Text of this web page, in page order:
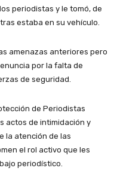
periodistas y le tomó, de
estaba en su vehículo.
amenazas anteriores pero
por la falta de
de seguridad.
de Periodistas
actos de intimidación y
la atención de las
el rol activo que les
periodístico.